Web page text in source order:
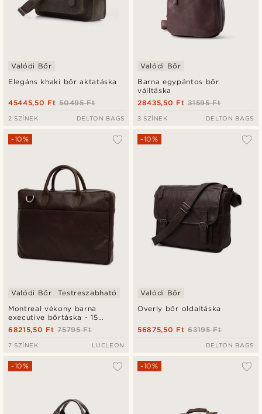
Elegáns khaki bőr aktatáska
Valódi Bőr
50495 Ft
45445,50 Ft
2 SZÍNEK DELTON BAGS
Barna egypántos bőr
válltáska
Valódi Bőr
31595 Ft
28435,50 Ft
3 SZÍNEK DELTON BAGS
Montreal vékony barna
executive bőrtáska - 15
hüvelykes laptophoz
-10%
Valódi Bőr Testreszabható
75795 Ft
68215,50 Ft
7 SZÍNEK LUCLEON
Overly bőr oldaltáska
-10%
Valódi Bőr
63195 Ft
56875,50 Ft
DELTON BAGS
-10% -10%